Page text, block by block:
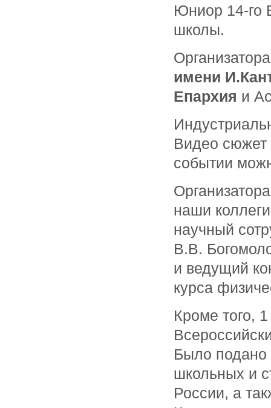
Юниор 14-го
школы.
имени
Епархия и
Видео
событии
наши
научный
В.В.
и ведущий
курса
Кроме того,
Было подано
школьных и
России, а